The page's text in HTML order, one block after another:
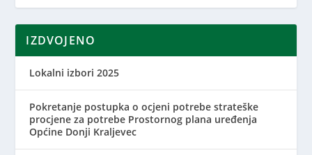
IZDVOJENO
Lokalni izbori 2025
Pokretanje postupka o ocjeni potrebe strateške
procjene za potrebe Prostornog plana uređenja
Općine Donji Kraljevec